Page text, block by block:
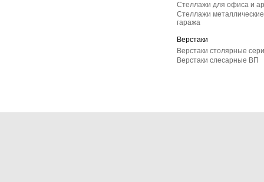
Стеллажи для офиса и
Стеллажи
гаража
Верстаки
Верстаки столярные
Верстаки слесарные ВП